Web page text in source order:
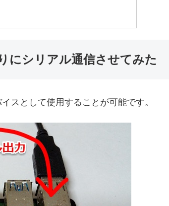
にシリアル通信させてみた
スとして使用することが可能です。